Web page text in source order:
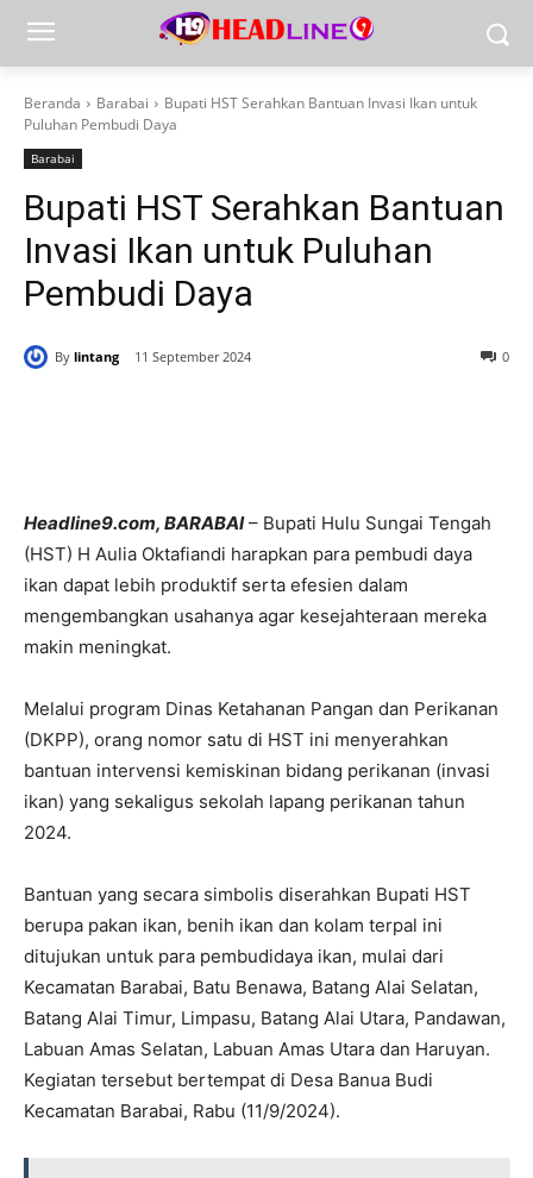
Beranda Barabai
Bupati HST Serahkan Bantuan Invasi Ikan untuk
Puluhan Pembudi Daya
Barabai
Bupati HST Serahkan Bantuan
Invasi Ikan untuk Puluhan
Pembudi Daya
By lintang 11 September 2024 0
Headline9.com, BARABAI– Bupati Hulu Sungai Tengah
(HST) H Aulia Oktafiandi harapkan para pembudi daya
ikan dapat lebih produktif serta efesien dalam
mengembangkan usahanya agar kesejahteraan mereka
makin meningkat.
Melalui program Dinas Ketahanan Pangan dan Perikanan
(DKPP), orang nomor satu di HST ini menyerahkan
bantuan intervensi kemiskinan bidang perikanan (invasi
ikan) yang sekaligus sekolah lapang perikanan tahun
2024.
Bantuan yang secara simbolis diserahkan Bupati HST
berupa pakan ikan, benih ikan dan kolam terpal ini
ditujukan untuk para pembudidaya ikan, mulai dari
Kecamatan Barabai, Batu Benawa, Batang Alai Selatan,
Batang Alai Timur, Limpasu, Batang Alai Utara, Pandawan,
Labuan Amas Selatan, Labuan Amas Utara dan Haruyan.
Kegiatan tersebut bertempat di Desa Banua Budi
Kecamatan Barabai, Rabu (11/9/2024).